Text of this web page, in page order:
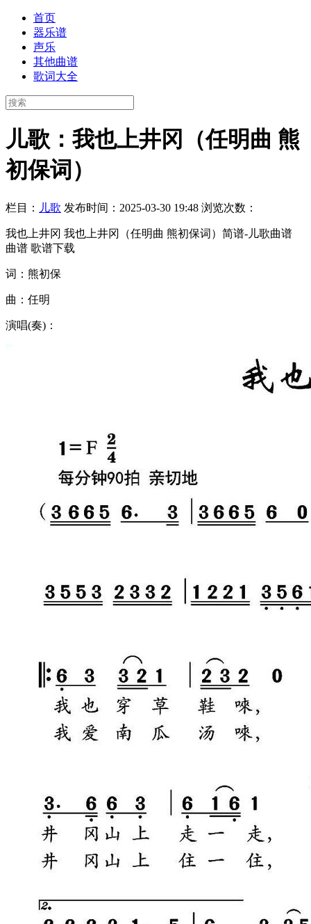
首页
器乐谱
声乐
其他曲谱
歌词大全
儿歌：我也上井冈（任明曲 熊
初保词）
栏目： 儿歌 发布时间：2025-03-30 19:48 浏览次数：
我也上井冈 我也上井冈（任明曲 熊初保词）简谱-儿歌曲谱
曲谱 歌谱下载
词：熊初保
曲：任明
演唱(奏)：